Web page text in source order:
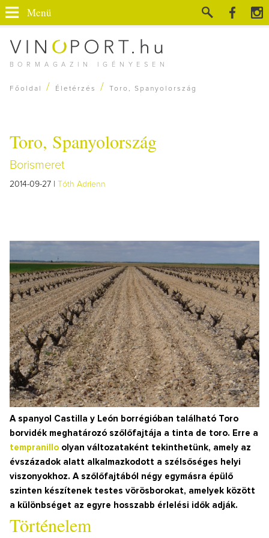
BORMAGAZIN IGÉNYESEN
Menü
Főoldal / Életérzés / Toro, Spanyolország
Toro, Spanyolország
Borismeret
2014-09-27 | Tóth Adrienn
A spanyol Castilla y León borrégióban található Toro
borvidék meghatározó szőlőfajtája a tinta de toro. Erre a
tempranillo olyan változataként tekinthetünk, amely az
évszázadok alatt alkalmazkodott a szélsőséges helyi
viszonyokhoz. A szőlőfajtából négy egymásra épülő
szinten készítenek testes vörösborokat, amelyek között
a különbséget az egyre hosszabb érlelési idők adják.
Történelem